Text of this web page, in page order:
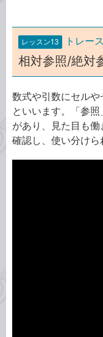
レッスン13 トレース
相対参照/絶対
数式や引数にセルや
といいます。「参照
があり、見た目も
確認し、使い分けら